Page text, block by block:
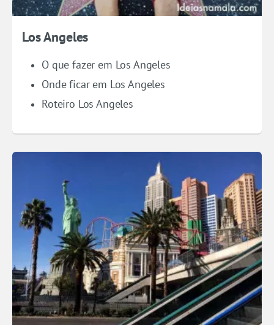
Los Angeles
O que fazer em Los Angeles
Onde ficar em Los Angeles
Roteiro Los Angeles